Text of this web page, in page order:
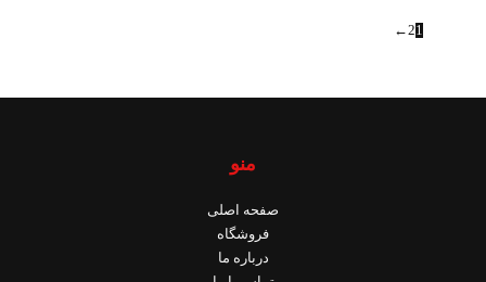
1
2
←
منو
صفحه اصلی
فروشگاه
درباره ما